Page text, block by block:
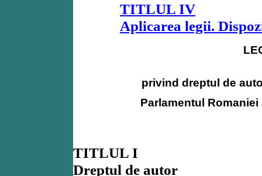
TITLUL IV
Aplicarea legii.
privind dreptul de
Parlamentul
TITLUL I
Dreptul de autor